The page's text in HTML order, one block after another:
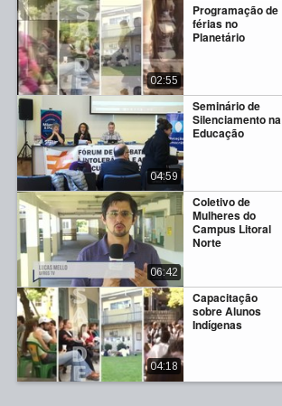
Programação de
férias no
Planetário
02:55
Seminário de
Silenciamento na
Educação
04:59
Coletivo de
Mulheres do
Campus Litoral
Norte
06:42
Capacitação
sobre Alunos
Indígenas
04:18